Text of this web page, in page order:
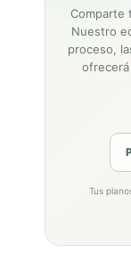
Comparte
Nuestro
proceso,
Tus